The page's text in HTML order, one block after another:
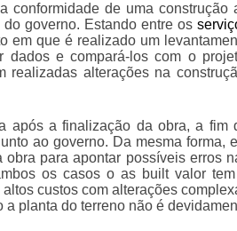
conformidade de uma construção
governo. Estando entre os
em que é realizado um
e compará-los com o
alterações na
após a finalização da obra, a fim
ao governo. Da mesma forma,
para apontar possíveis erros
os casos o as built valor
custos com alterações
planta do terreno não é